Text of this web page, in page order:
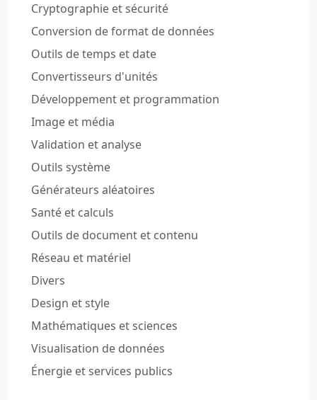
Cryptographie et sécurité
Conversion de format de données
Outils de temps et date
Convertisseurs d'unités
Développement et programmation
Image et média
Validation et analyse
Outils système
Générateurs aléatoires
Santé et calculs
Outils de document et contenu
Réseau et matériel
Divers
Design et style
Mathématiques et sciences
Visualisation de données
Énergie et services publics